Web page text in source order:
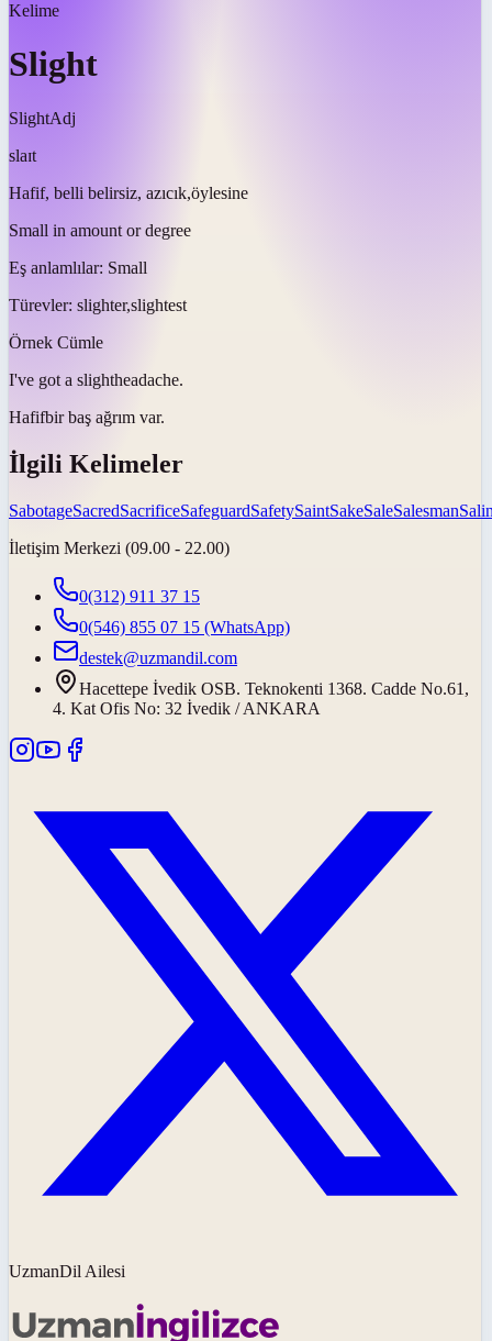
Kelime
Slight
SlightAdj
slaɪt
Hafif, belli belirsiz, azıcık,öylesine
Small in amount or degree
Eş anlamlılar: Small
Türevler: slighter,slightest
Örnek Cümle
I've got a slightheadache.
Hafifbir baş ağrım var.
İlgili Kelimeler
SabotageSacredSacrificeSafeguardSafetySaintSakeSaleSalesman
İletişim Merkezi (09.00 - 22.00)
0(312) 911 37 15
0(546) 855 07 15 (WhatsApp)
destek@uzmandil.com
Hacettepe İvedik OSB. Teknokenti 1368. Cadde No.61,
4. Kat Ofis No: 32 İvedik / ANKARA
UzmanDil Ailesi